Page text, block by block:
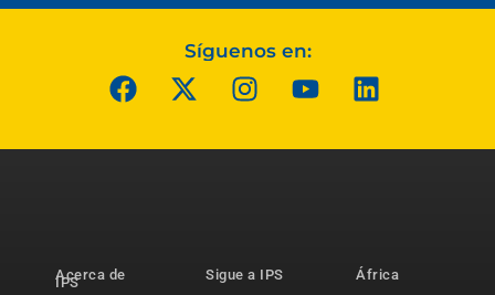
Síguenos en:
Acerca de
IPS
Sigue a IPS
África